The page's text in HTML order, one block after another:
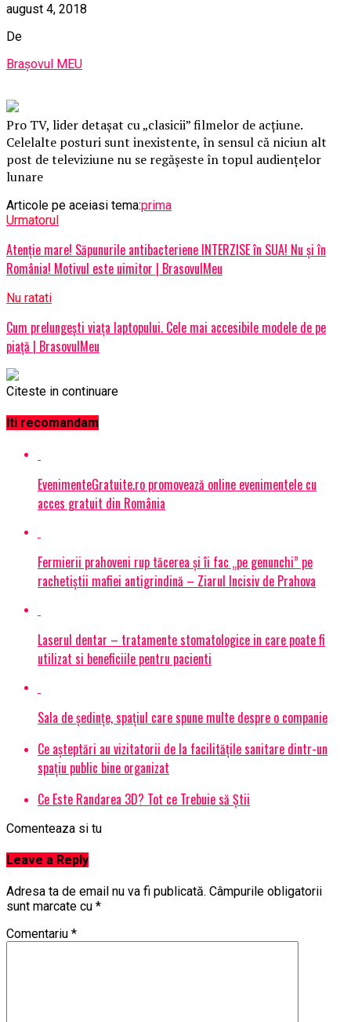
august 4, 2018
De
Brașovul MEU
Pro TV, lider detașat cu „clasicii” filmelor de acțiune.
Celelalte posturi sunt inexistente, în sensul că niciun alt
post de televiziune nu se regășeste în topul audiențelor
lunare
Articole pe aceiasi tema:prima
Urmatorul
Atenție mare! Săpunurile antibacteriene INTERZISE în SUA! Nu și în
România! Motivul este uimitor | BrasovulMeu
Nu ratati
Cum prelungeşti viaţa laptopului. Cele mai accesibile modele de pe
piaţă | BrasovulMeu
Citeste in continuare
Iti recomandam
EvenimenteGratuite.ro promovează online evenimentele cu
acces gratuit din România
Fermierii prahoveni rup tăcerea și îi fac „pe genunchi” pe
rachetiștii mafiei antigrindină – Ziarul Incisiv de Prahova
Laserul dentar – tratamente stomatologice in care poate fi
utilizat si beneficiile pentru pacienti
Sala de ședințe, spațiul care spune multe despre o companie
Ce așteptări au vizitatorii de la facilitățile sanitare dintr-un
spațiu public bine organizat
Ce Este Randarea 3D? Tot ce Trebuie să Știi
Comenteaza si tu
Leave a Reply
Adresa ta de email nu va fi publicată. Câmpurile obligatorii
sunt marcate cu *
Comentariu *